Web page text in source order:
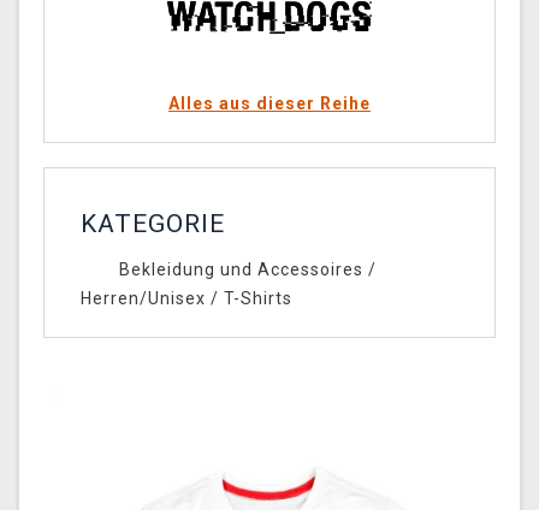
Alles aus dieser Reihe
KATEGORIE
Bekleidung und Accessoires /
Herren/Unisex / T-Shirts